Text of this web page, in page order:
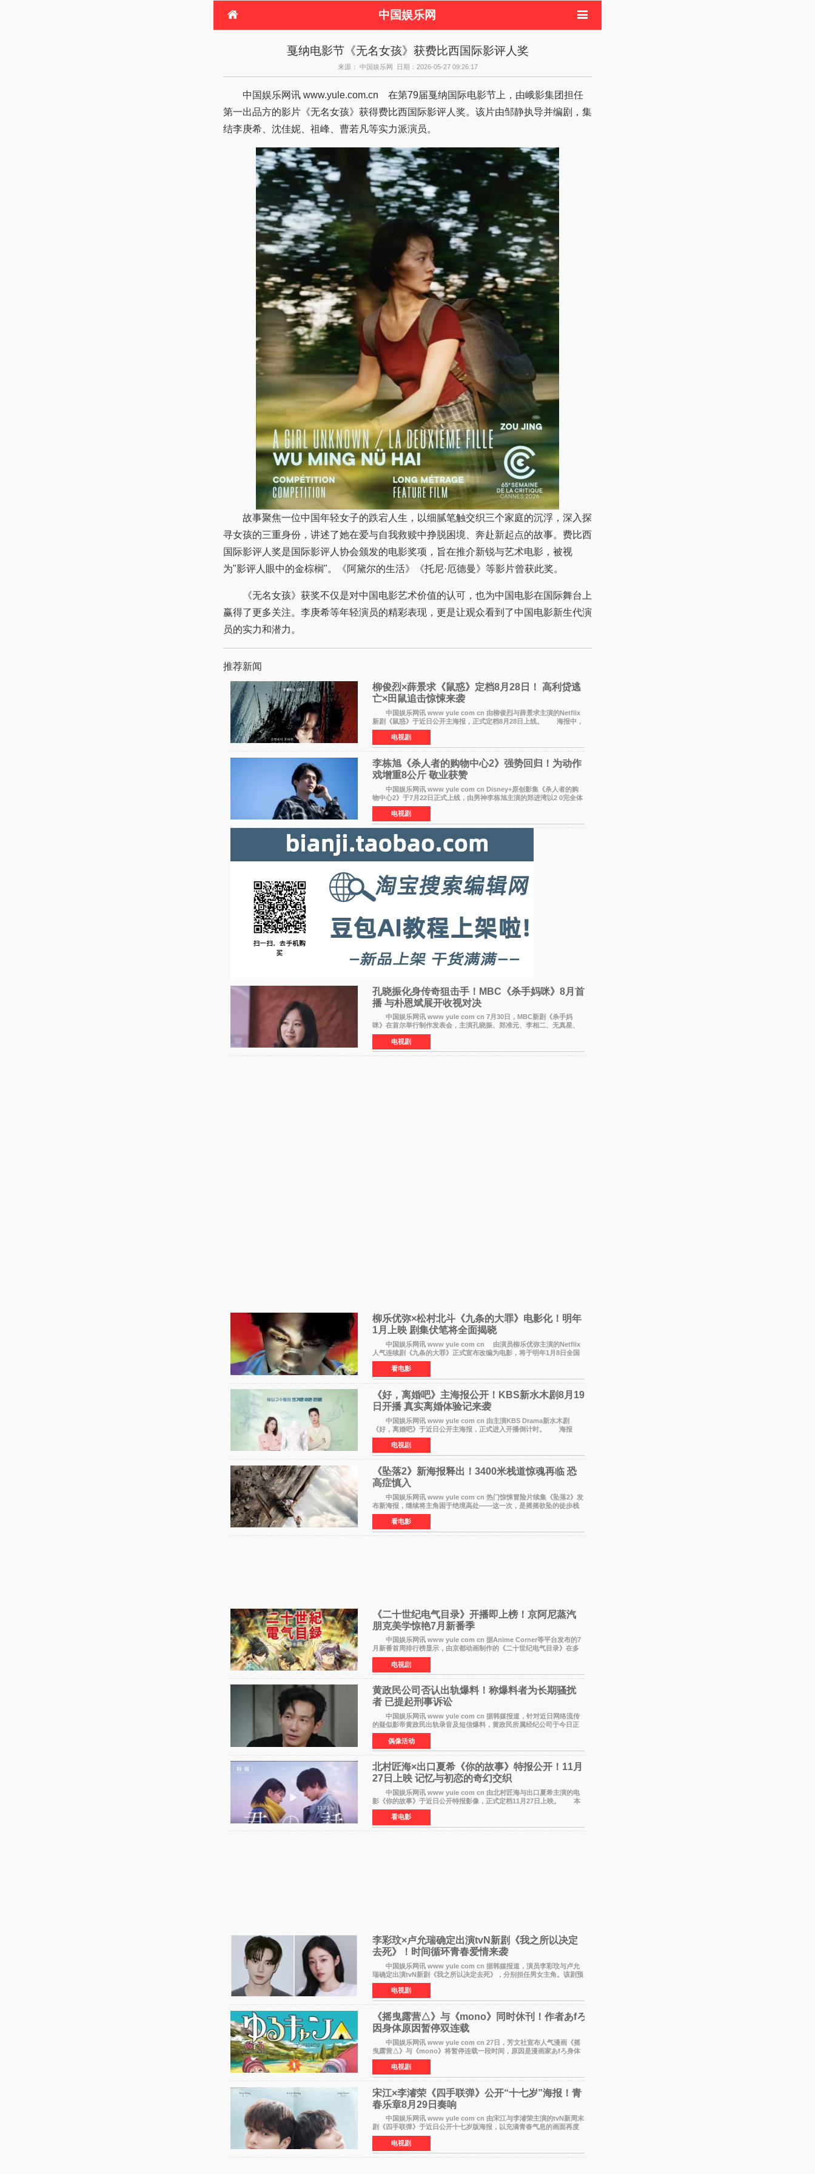
中国娱乐网
演唱会 综艺节目
偶像活动
戛纳电影节《无名女孩》获费比西国际影评人奖
来源： 中国娱乐网 日期：2026-05-27 09:26:17
中国娱乐网讯 www.yule.com.cn 在第79届戛纳国际电影节上，由峨影集团担任
第一出品方的影片《无名女孩》获得费比西国际影评人奖。该片由邹静执导并编剧，集
结李庚希、沈佳妮、祖峰、曹若凡等实力派演员。
故事聚焦一位中国年轻女子的跌宕人生，以细腻笔触交织三个家庭的沉浮，深入探
寻女孩的三重身份，讲述了她在爱与自我救赎中挣脱困境、奔赴新起点的故事。费比西
国际影评人奖是国际影评人协会颁发的电影奖项，旨在推介新锐与艺术电影，被视
为"影评人眼中的金棕榈"。《阿黛尔的生活》《托尼·厄德曼》等影片曾获此奖。
《无名女孩》获奖不仅是对中国电影艺术价值的认可，也为中国电影在国际舞台上
赢得了更多关注。李庚希等年轻演员的精彩表现，更是让观众看到了中国电影新生代演
员的实力和潜力。
推荐新闻
柳俊烈×薛景求《鼠惑》定档8月28日！ 高利贷逃
亡×田鼠追击惊悚来袭
中国娱乐网讯 www yule com cn 由柳俊烈与薛景求主演的Netflix
新剧《鼠惑》于近日公开主海报，正式定档8月28日上线。 海报中，
柳俊烈与薛景求背对背站立，各自朝向相反方向，幽暗的色调与
电视剧
李栋旭《杀人者的购物中心2》强势回归！为动作
戏增重8公斤 敬业获赞
中国娱乐网讯 www yule com cn Disney+原创影集《杀人者的购
物中心2》于7月22日正式上线，由男神李栋旭主演的郑进湾以2 0完全体
强势回归。该剧第一季曾被《纽约时报》评选为全球最佳影集之一
电视剧
孔晓振化身传奇狙击手！MBC《杀手妈咪》8月首
播 与朴恩斌展开收视对决
中国娱乐网讯 www yule com cn 7月30日，MBC新剧《杀手妈
咪》在首尔举行制作发表会，主演孔晓振、郑准元、李相二、无真星、
崔宇成、李银泉等人一同出席，为新剧宣传造势。这是孔晓振继《毛骨
电视剧
柳乐优弥×松村北斗《九条的大罪》电影化！明年
1月上映 剧集伏笔将全面揭晓
中国娱乐网讯 www yule com cn 由演员柳乐优弥主演的Netflix
人气连续剧《九条的大罪》正式宣布改编为电影，将于明年1月8日全国
上映。柳乐优弥与SixTONES松村北斗再度联手，为观众带来这部
看电影
《好，离婚吧》主海报公开！KBS新水木剧8月19
日开播 真实离婚体验记来袭
中国娱乐网讯 www yule com cn 由主演KBS Drama新水木剧
《好，离婚吧》于近日公开主海报，正式进入开播倒计时。 海报
中，男女主角背对背站立，各自望向不同方向，中央的空白与冷漠的表
电视剧
《坠落2》新海报释出！3400米栈道惊魂再临 恐
高症慎入
中国娱乐网讯 www yule com cn 热门惊悚冒险片续集《坠落2》发
布新海报，继续将主角困于绝境高处——这一次，是摇摇欲坠的徒步栈
道。该片将于今年9月2日北美上映，恐高症患者请提前做好心理
看电影
《二十世纪电气目录》开播即上榜！京阿尼蒸汽
朋克美学惊艳7月新番季
中国娱乐网讯 www yule com cn 据Anime Corner等平台发布的7
月新番首周排行榜显示，由京都动画制作的《二十世纪电气目录》在多
个榜单中表现亮眼，位列AniLab全球TOP10第十名。该剧改编自结
电视剧
黄政民公司否认出轨爆料！称爆料者为长期骚扰
者 已提起刑事诉讼
中国娱乐网讯 www yule com cn 据韩媒报道，针对近日网络流传
的疑似影帝黄政民出轨录音及短信爆料，黄政民所属经纪公司于今日正
式发表声明，明确否认相关传闻。 公司表示，爆料者是一名长
偶像活动
北村匠海×出口夏希《你的故事》特报公开！11月
27日上映 记忆与初恋的奇幻交织
中国娱乐网讯 www yule com cn 由北村匠海与出口夏希主演的电
影《你的故事》于近日公开特报影像，正式定档11月27日上映。 本
片改编自三秋缒同名小说，编剧由曾执笔《孤独摇滚！》的吉田惠
看电影
李彩玟×卢允瑞确定出演tvN新剧《我之所以决定
去死》！时间循环青春爱情来袭
中国娱乐网讯 www yule com cn 据韩媒报道，演员李彩玟与卢允
瑞确定出演tvN新剧《我之所以决定去死》，分别担任男女主角。该剧预
计将于明年播出，引发观众期待。 本剧改编自NAVER同名人气
电视剧
《摇曳露营△》与《mono》同时休刊！作者あfろ
因身体原因暂停双连载
中国娱乐网讯 www yule com cn 27日，芳文社宣布人气漫画《摇
曳露营△》与《mono》将暂停连载一段时间，原因是漫画家あfろ身体
状况不佳。 编辑部表示：一直承蒙各位对《mono》的喜爱，
电视剧
宋江×李濬荣《四手联弹》公开“十七岁”海报！青
春乐章8月29日奏响
中国娱乐网讯 www yule com cn 由宋江与李濬荣主演的tvN新周末
剧《四手联弹》于近日公开十七岁版海报，以充满青春气息的画面再度
点燃观众期待。 海报中，宋江与李濬荣并肩站在音乐教室的
电视剧